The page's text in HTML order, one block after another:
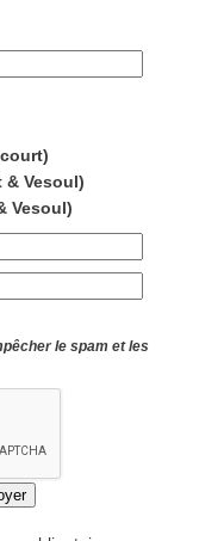
& Vesoul)
Vesoul)
le spam et les